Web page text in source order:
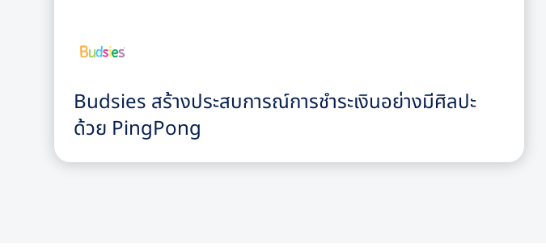
Budsies สร้างประสบการณ์การชำระเงินอย่างมีศิลปะ
ด้วย PingPong